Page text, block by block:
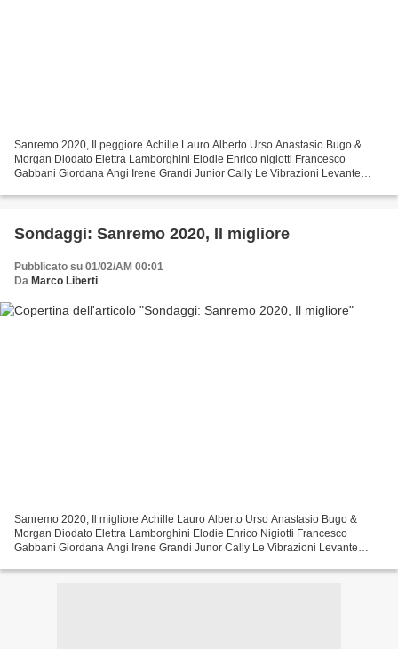
Sanremo 2020, Il peggiore Achille Lauro Alberto Urso Anastasio Bugo &
Morgan Diodato Elettra Lamborghini Elodie Enrico nigiotti Francesco
Gabbani Giordana Angi Irene Grandi Junior Cally Le Vibrazioni Levante
Sondaggi: Sanremo 2020, Il migliore
Pubblicato su 01/02/AM 00:01
Da Marco Liberti
Sanremo 2020, Il migliore Achille Lauro Alberto Urso Anastasio Bugo &
Morgan Diodato Elettra Lamborghini Elodie Enrico Nigiotti Francesco
Gabbani Giordana Angi Irene Grandi Junor Cally Le Vibrazioni Levante